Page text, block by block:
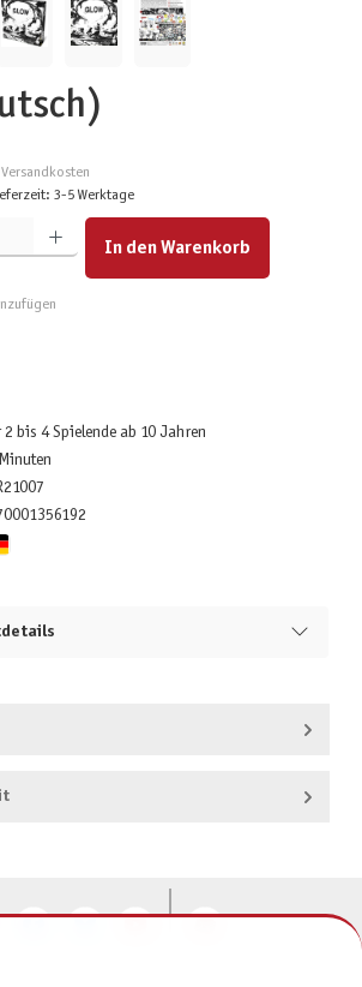
3-5 Werktage
Wert ein oder benutze die Schaltflächen um die Anzahl zu
In den Warenkorb
2 bis 4 Spielende ab 10 Jahren